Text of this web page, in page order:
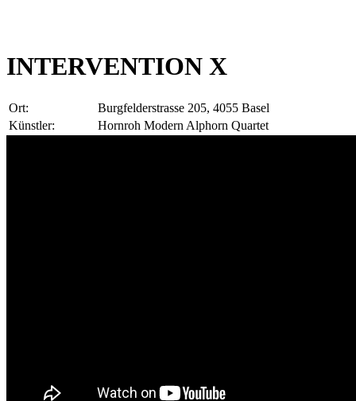
INTERVENTION X
Ort:
Burgfelderstrasse 205, 4055 Basel
Künstler:
Hornroh Modern Alphorn Quartet